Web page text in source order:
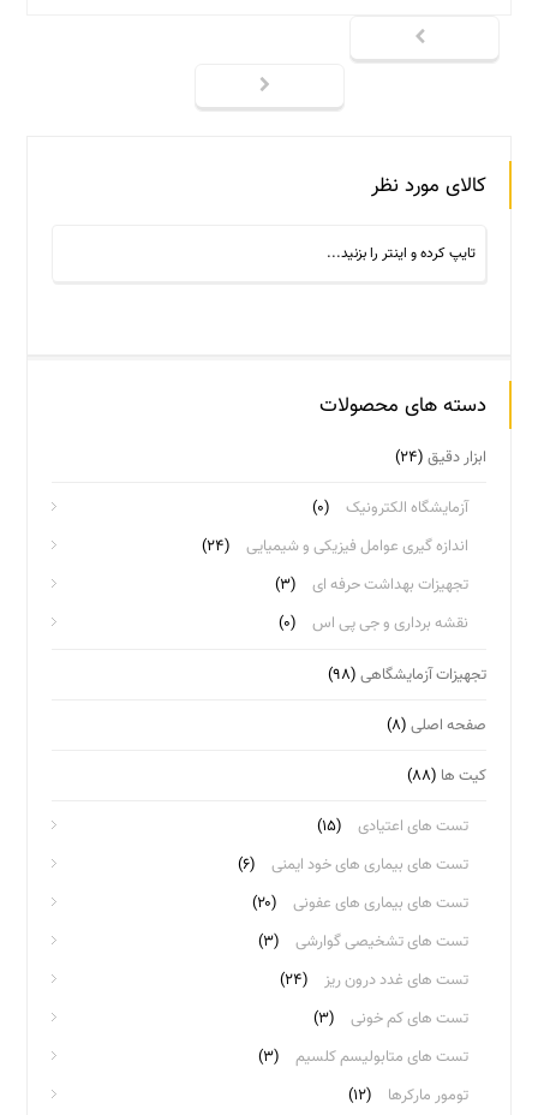
کالای مورد نظر
دسته های محصولات
ابزار دقیق (۲۴)
آزمایشگاه الکترونیک
(۰)
اندازه گیری عوامل فیزیکی و شیمیایی
(۲۴)
تجهیزات بهداشت حرفه ای
(۳)
نقشه برداری و جی پی اس
(۰)
تجهیزات آزمایشگاهی (۹۸)
صفحه اصلی (۸)
کیت ها (۸۸)
تست های اعتیادی
(۱۵)
تست های بیماری های خود ایمنی
(۶)
تست های بیماری های عفونی
(۲۰)
تست های تشخیصی گوارشی
(۳)
تست های غدد درون ریز
(۲۴)
تست های کم خونی
(۳)
تست های متابولیسم کلسیم
(۳)
تومور مارکرها
(۱۲)